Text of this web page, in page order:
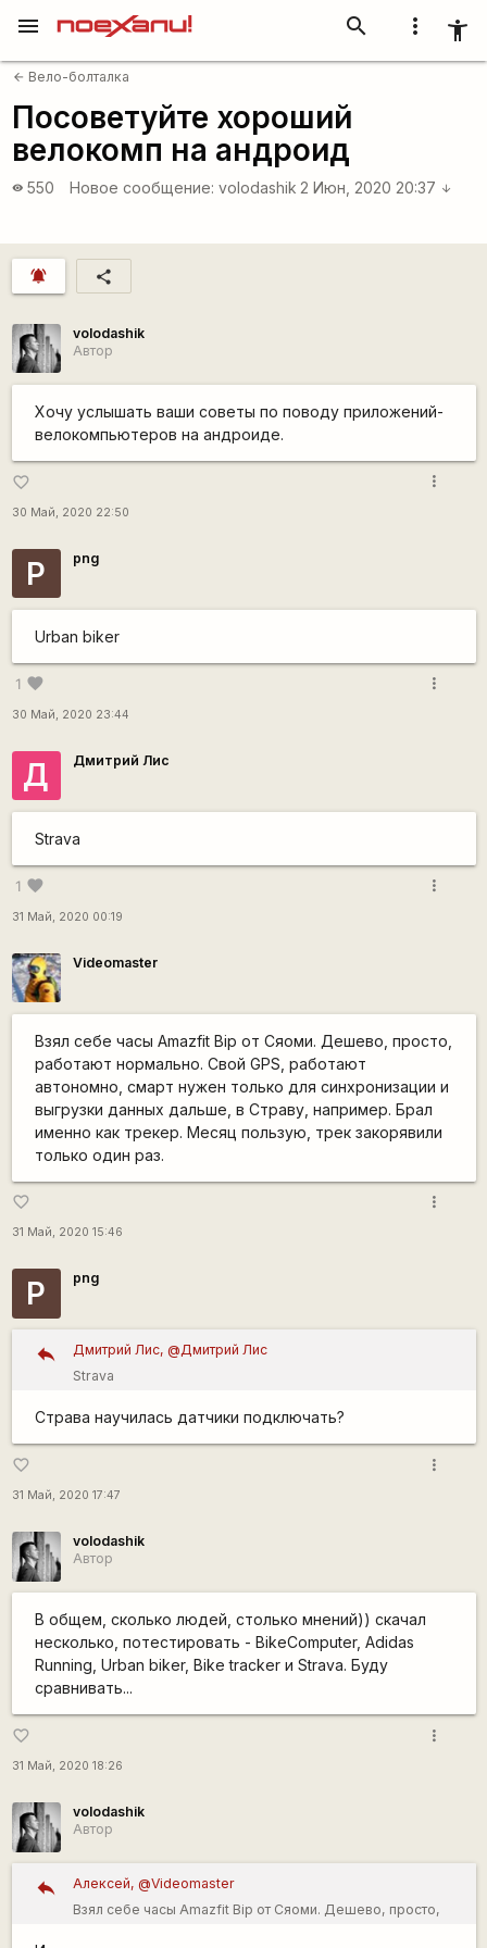
more_vert accessibility_new
search
menu
arrow_back Вело-болталка
Посоветуйте хороший
велокомп на андроид
visibility 550 Новое сообщение: volodashik 2 Июн, 2020 20:37 arrow_downward
notifications_active share
volodashik
Автор
Хочу услышать ваши советы по поводу приложений-
велокомпьютеров на андроиде.
favorite_border
30 Май, 2020 22:50
more_vert
P png
Urban biker
1 favorite
30 Май, 2020 23:44
more_vert
Д Дмитрий Лис
Strava
1 favorite
31 Май, 2020 00:19
more_vert
Videomaster
Взял себе часы Amazfit Bip от Сяоми. Дешево, просто,
работают нормально. Свой GPS, работают
автономно, смарт нужен только для синхронизации и
выгрузки данных дальше, в Страву, например. Брал
именно как трекер. Месяц пользую, трек закорявили
только один раз.
favorite_border
31 Май, 2020 15:46
more_vert
P png
Дмитрий Лис, @Дмитрий Лис
Strava
Страва научилась датчики подключать?
favorite_border
31 Май, 2020 17:47
more_vert
volodashik
Автор
В общем, сколько людей, столько мнений)) скачал
несколько, потестировать - BikeComputer, Adidas
Running, Urban biker, Bike tracker и Strava. Буду
сравнивать...
favorite_border
31 Май, 2020 18:26
more_vert
volodashik
Автор
Алексей, @Videomaster
Взял себе часы Amazfit Bip от Сяоми. Дешево, просто,